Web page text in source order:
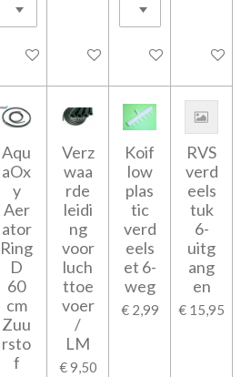
In winkelwagenIn winkelwagenIn winkelwagen
In
Aqu
aOx
y
Aer
ator
Ring
D
60
cm
Zuu
rsto
f
Verz
waa
rde
leidi
ng
voor
luch
ttoe
voer
/
LM
€ 9,50
Koif
low
plas
tic
verd
eels
et 6-
weg
€ 2,99
RVS
verd
eels
tuk
6-
uitg
ang
en
€ 15,95